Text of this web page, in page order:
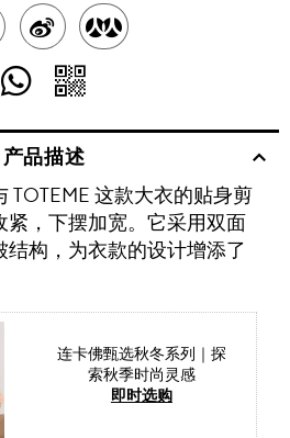
分
享
WECHAT
分
享
WEIBO
分
分
享
至
WHATSAPP
享
维
码
产品描述
TOTEME 这款大衣的贴身剪
，下摆加宽。它采用双面
构，为衣款的设计增添了
连卡佛甄选秋冬系列｜探
索秋季时尚灵感
即时选购